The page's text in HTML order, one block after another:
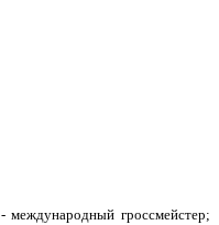
- международный гроссмейстер;